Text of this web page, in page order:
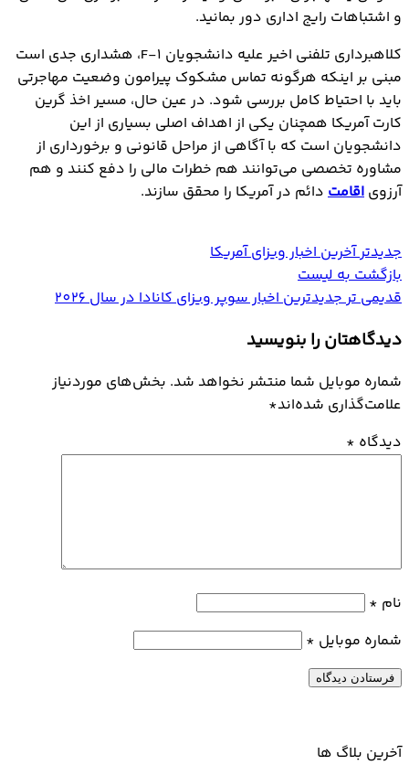
و اشتباهات رایج اداری دور بمانید.
کلاهبرداری تلفنی اخیر علیه دانشجویان F-1، هشداری جدی است
مبنی بر اینکه هرگونه تماس مشکوک پیرامون وضعیت مهاجرتی
باید با احتیاط کامل بررسی شود. در عین حال، مسیر اخذ گرین
کارت آمریکا همچنان یکی از اهداف اصلی بسیاری از این
دانشجویان است که با آگاهی از مراحل قانونی و برخورداری از
مشاوره تخصصی می‌توانند هم خطرات مالی را دفع کنند و هم
آرزوی اقامت دائم در آمریکا را محقق سازند.
جدیدترآخرین اخبار ویزای آمریکا
بازگشت به لیست
قدیمی ترجدیدترین اخبار سوپر ویزای کانادا در سال 2026
دیدگاهتان را بنویسید
شماره موبایل شما منتشر نخواهد شد. بخش‌های موردنیاز
علامت‌گذاری شده‌اند*
دیدگاه *
نام *
شماره موبایل *
آخرین بلاگ ها